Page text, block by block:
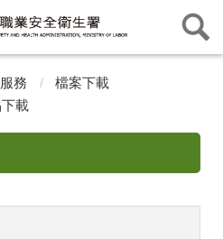
務
檔案下載
載